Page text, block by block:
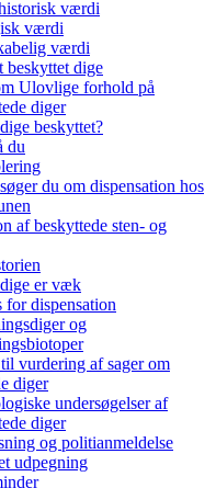
værdi
værdi
værdi
beskyttet dige
Ulovlige forhold på
diger
beskyttet?
du
du om dispensation hos
af beskyttede sten- og
er væk
for dispensation
og
vurdering af sager om
diger
undersøgelser af
diger
og politianmeldelse
udpegning